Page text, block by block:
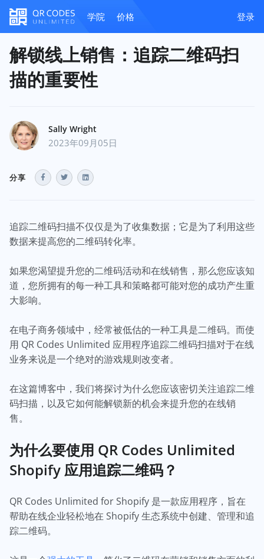
学院 价格 登录
解锁线上销售：追踪二维码扫
描的重要性
Sally Wright
2023年09月05日
分享
追踪二维码扫描不仅仅是为了收集数据；它是为了利用这些
数据来提高您的二维码转化率。
如果您渴望提升您的二维码活动和在线销售，那么您应该知
道，您所拥有的每一种工具和策略都可能对您的成功产生重
大影响。
在电子商务领域中，经常被低估的一种工具是二维码。而使
用 QR Codes Unlimited 应用程序追踪二维码扫描对于在线
业务来说是一个绝对的游戏规则改变者。
在这篇博客中，我们将探讨为什么您应该密切关注追踪二维
码扫描，以及它如何能解锁新的机会来提升您的在线销
售。
为什么要使用 QR Codes Unlimited
Shopify 应用追踪二维码？
QR Codes Unlimited for Shopify 是一款应用程序，旨在
帮助在线企业轻松地在 Shopify 生态系统中创建、管理和追
踪二维码。